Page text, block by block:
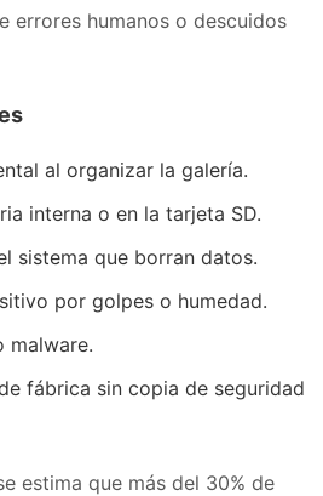
errores humanos o descuidos
al organizar la galería.
interna o en la tarjeta SD.
sistema que borran datos.
por golpes o humedad.
malware.
fábrica sin copia de seguridad
estima que más del 30% de